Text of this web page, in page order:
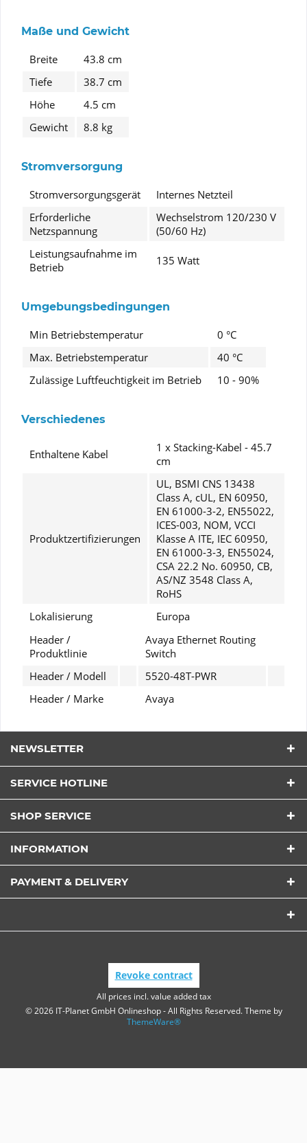
Maße und Gewicht
Breite
43.8 cm
Tiefe
38.7 cm
Höhe
4.5 cm
Gewicht
8.8 kg
Stromversorgung
Stromversorgungsgerät
Internes Netzteil
Erforderliche
Netzspannung
Wechselstrom 120/230 V
(50/60 Hz)
Leistungsaufnahme im
Betrieb
135 Watt
Umgebungsbedingungen
Min Betriebstemperatur
0 °C
Max. Betriebstemperatur
40 °C
Zulässige Luftfeuchtigkeit im Betrieb
10 - 90%
Verschiedenes
Enthaltene Kabel
1 x Stacking-Kabel - 45.7
cm
Produktzertifizierungen
UL, BSMI CNS 13438
Class A, cUL, EN 60950,
EN 61000-3-2, EN55022,
ICES-003, NOM, VCCI
Klasse A ITE, IEC 60950,
EN 61000-3-3, EN55024,
CSA 22.2 No. 60950, CB,
AS/NZ 3548 Class A,
RoHS
Lokalisierung
Europa
Header /
Produktlinie
Avaya Ethernet Routing
Switch
Header / Modell
5520-48T-PWR
Header / Marke
Avaya
NEWSLETTER
SERVICE HOTLINE
SHOP SERVICE
INFORMATION
PAYMENT & DELIVERY
Revoke contract
All prices incl. value added tax
© 2026 IT-Planet GmbH Onlineshop - All Rights Reserved. Theme by
ThemeWare®